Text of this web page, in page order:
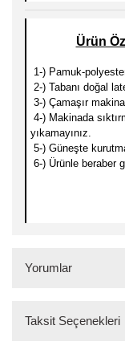
Ürün
1-) Pamuk-
2-) Tabanı doğal
3-) Çamaşır
4-) Makinada
yıkamayınız.
5-) Güneşte
6-) Ürünle beraber
Yorumlar
Taksit Seçenekleri